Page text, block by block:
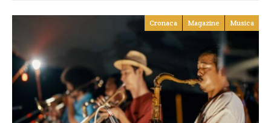
Cronaca Magazine Musica